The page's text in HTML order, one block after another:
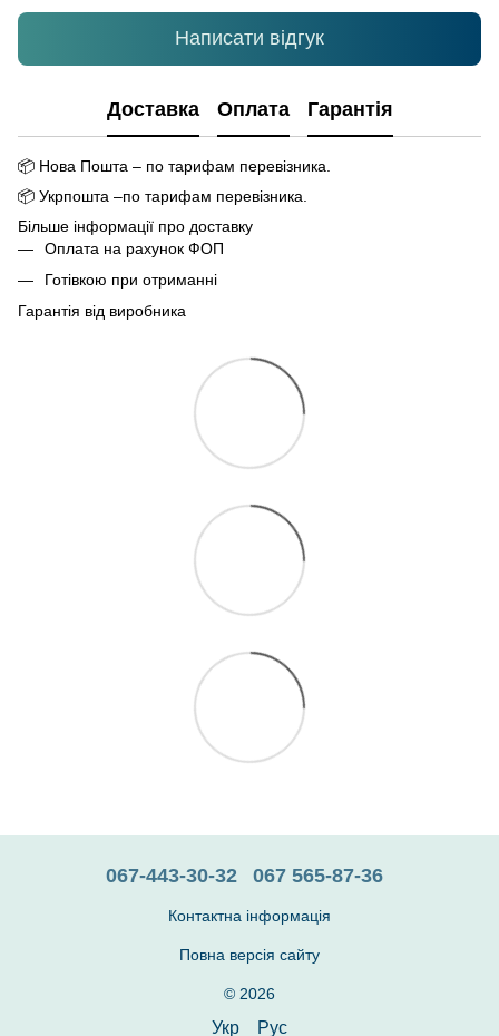
Написати відгук
Доставка Оплата Гарантія
📦 Нова Пошта – по тарифам перевізника.
📦 Укрпошта –по тарифам перевізника.
Більше інформації про доставку
Оплата на рахунок ФОП
Готівкою при отриманні
Гарантія від виробника
067-443-30-32 067 565-87-36
Контактна інформація
Повна версія сайту
© 2026
Укр Рус